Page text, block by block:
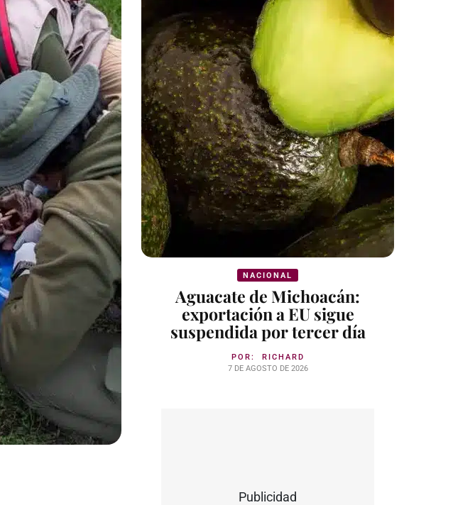
NACIONAL
Aguacate de Michoacán:
exportación a EU sigue
suspendida por tercer día
POR: RICHARD
7 DE AGOSTO DE 2026
Publicidad